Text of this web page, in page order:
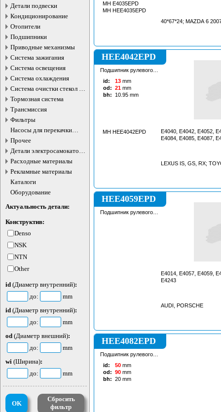
Детали подвески
Кондиционирование
Отопители
Подшипники
Приводные механизмы
Система зажигания
Система освещения
Система охлаждения
Система очистки стекол и
фар
Тормозная система
Трансмиссия
Фильтры
Насосы для перекачки
жидкостей
Прочее
Детали электросамокатов и
электротранспорта
Расходные материалы
Рекламные материалы
Каталоги
Оборудование
Актуальность детали:
Конструктив:
Denso
NSK
NTN
Other
id (Диаметр внутренний):
до:
mm
id (Диаметр внутренний):
до:
mm
od (Диаметр внешний):
до:
mm
wi (Ширина):
до:
mm
OK
Сбросить
фильтр
MH E4035EPD
MH HEE4035EPD
40*67*24; MAZDA 6
HEE4042EPD
Подшипник рулевого
id:
13 mm
od: 21 mm
bh:
10.95 mm
MH HEE4042EPD
E4040, E4042, E4052,
E4084, E4085, E4087,
LEXUS IS, GS, RX;
HEE4059EPD
Подшипник рулевого
E4014, E4057, E4059,
E4243
AUDI, PORSCHE
HEE4082EPD
Подшипник рулевого
id:
50 mm
od: 90 mm
bh: 20 mm